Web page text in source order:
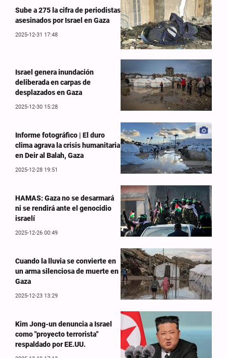
Sube a 275 la cifra de periodistas
asesinados por Israel en Gaza
2025-12-31 17:48
Israel genera inundación
deliberada en carpas de
desplazados en Gaza
2025-12-30 15:28
Informe fotográfico | El duro
clima agrava la crisis humanitaria
en Deir al Balah, Gaza
2025-12-28 19:51
HAMAS: Gaza no se desarmará
ni se rendirá ante el genocidio
israelí
2025-12-26 00:49
Cuando la lluvia se convierte en
un arma silenciosa de muerte en
Gaza
2025-12-23 13:29
Kim Jong-un denuncia a Israel
como "proyecto terrorista"
respaldado por EE.UU.